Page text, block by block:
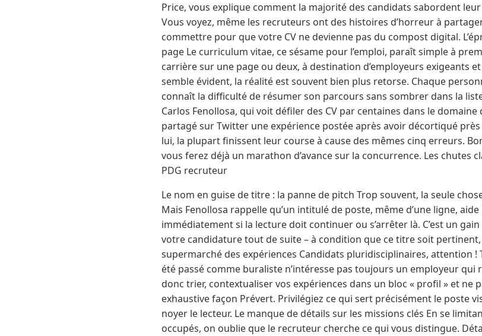
Price, vous explique comment la majorité des candidats sabordent
Vous voyez, même les recruteurs ont des histoires d’horreur à
commettre pour que votre CV ne devienne pas du compost digital.
page Le curriculum vitae, ce sésame pour l’emploi, paraît simple à
carrière sur une page ou deux, à destination d’employeurs exigeants et
semble évident, la réalité est souvent bien plus retorse. Chaque
connaît la difficulté de résumer son parcours sans sombrer dans la
Carlos Fenollosa, qui voit défiler des CV par centaines dans le domaine
partagé sur Twitter une expérience postée après avoir décortiqué
lui, la plupart finissent leur course à cause des mêmes cinq erreurs.
vous ferez déjà un marathon d’avance sur la concurrence. Les chutes
PDG recruteur
Le nom en guise de titre : la panne de pitch Trop souvent, la seule
Mais Fenollosa rappelle qu’un intitulé de poste, même d’une ligne,
immédiatement si la lecture doit continuer ou s’arrêter là. C’est un
votre candidature tout de suite – à condition que ce titre soit pertinent,
supermarché des expériences Candidats pluridisciplinaires, attention !
été passé comme buraliste n’intéresse pas toujours un employeur qui
donc trier, contextualiser vos expériences dans un bloc « profil » et ne
exhaustive façon Prévert. Privilégiez ce qui sert précisément le poste
noyer le lecteur. Le manque de détails sur les missions clés En se
occupés, on oublie que le recruteur cherche ce qui vous distingue.